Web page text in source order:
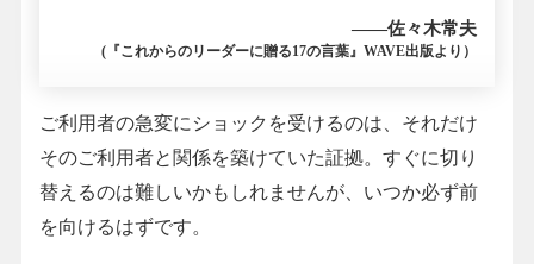
――佐々木常夫
(『これからのリーダーに贈る17の言葉』WAVE出版より）
ご利用者の急変にショックを受けるのは、それだけ
そのご利用者と関係を築けていた証拠。すぐに切り
替えるのは難しいかもしれませんが、いつか必ず前
を向けるはずです。